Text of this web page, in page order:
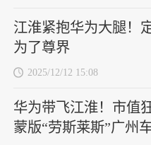
江淮紧抱华为大腿！
为了尊界
2025/12/12 15:08
华为带飞江淮！市值
蒙版“劳斯莱斯”广州